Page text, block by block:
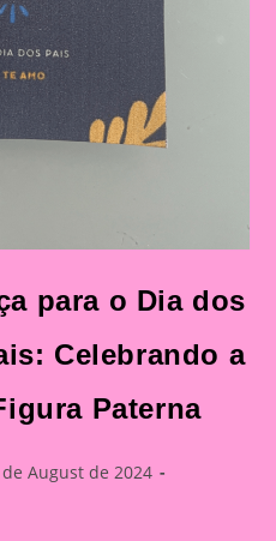
para o Dia dos
Celebrando a
Paterna
de August de 2024